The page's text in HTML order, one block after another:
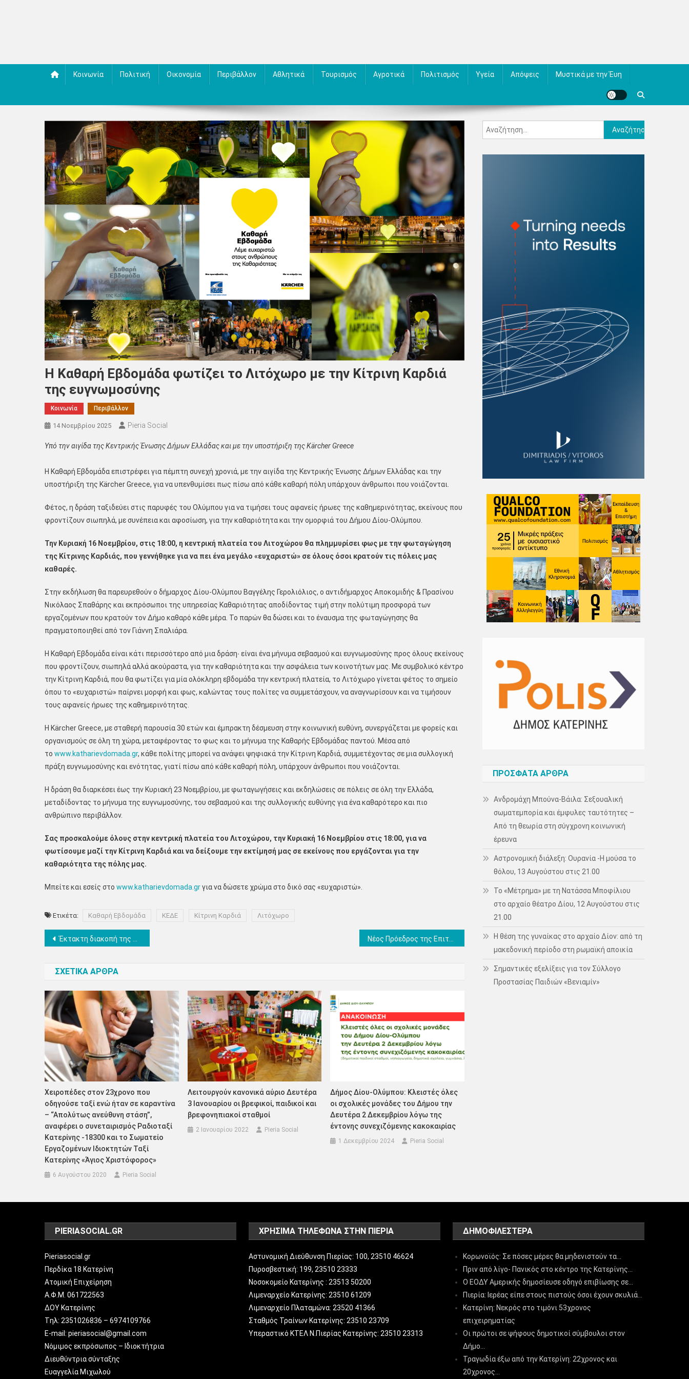
Κοινωνία Πολιτική Οικονομία Περιβάλλον Αθλητικά Τουρισμός Αγροτικά Πολιτισμός Υγεία Απόψεις Μυστικά με την Έυη
Η Καθαρή Εβδομάδα φωτίζει το Λιτόχωρο με την Κίτρινη Καρδιά
της ευγνωμοσύνης
Κοινωνία Περιβάλλον
14 Νοεμβρίου 2025 Pieria Social
Υπό την αιγίδα της Κεντρικής Ένωσης Δήμων Ελλάδας και με την υποστήριξη της Kärcher Greece
Η Καθαρή Εβδομάδα επιστρέφει για πέμπτη συνεχή χρονιά, με την αιγίδα της Κεντρικής Ένωσης Δήμων Ελλάδας και την
υποστήριξη της Kärcher Greece, για να υπενθυμίσει πως πίσω από κάθε καθαρή πόλη υπάρχουν άνθρωποι που νοιάζονται.
Φέτος, η δράση ταξιδεύει στις παρυφές του Ολύμπου για να τιμήσει τους αφανείς ήρωες της καθημερινότητας, εκείνους που
φροντίζουν σιωπηλά, με συνέπεια και αφοσίωση, για την καθαριότητα και την ομορφιά του Δήμου Δίου-Ολύμπου.
Την Κυριακή 16 Νοεμβρίου, στις 18:00, η κεντρική πλατεία του Λιτοχώρου θα πλημμυρίσει φως με την φωταγώγηση
της Κίτρινης Καρδιάς, που γεννήθηκε για να πει ένα μεγάλο «ευχαριστώ» σε όλους όσοι κρατούν τις πόλεις μας
καθαρές.
Στην εκδήλωση θα παρευρεθούν ο δήμαρχος Δίου-Ολύμπου Βαγγέλης Γερολιόλιος, ο αντιδήμαρχος Αποκομιδής & Πρασίνου
Νικόλαος Σπαθάρης και εκπρόσωποι της υπηρεσίας Καθαριότητας αποδίδοντας τιμή στην πολύτιμη προσφορά των
εργαζομένων που κρατούν τον Δήμο καθαρό κάθε μέρα. Το παρών θα δώσει και το έναυσμα της φωταγώγησης θα
πραγματοποιηθεί από τον Γιάννη Σπαλιάρα.
Η Καθαρή Εβδομάδα είναι κάτι περισσότερο από μια δράση∙ είναι ένα μήνυμα σεβασμού και ευγνωμοσύνης προς όλους εκείνους
που φροντίζουν, σιωπηλά αλλά ακούραστα, για την καθαριότητα και την ασφάλεια των κοινοτήτων μας. Με συμβολικό κέντρο
την Κίτρινη Καρδιά, που θα φωτίζει για μία ολόκληρη εβδομάδα την κεντρική πλατεία, το Λιτόχωρο γίνεται φέτος το σημείο
όπου το «ευχαριστώ» παίρνει μορφή και φως, καλώντας τους πολίτες να συμμετάσχουν, να αναγνωρίσουν και να τιμήσουν
τους αφανείς ήρωες της καθημερινότητας.
Η Kärcher Greece, με σταθερή παρουσία 30 ετών και έμπρακτη δέσμευση στην κοινωνική ευθύνη, συνεργάζεται με φορείς και
οργανισμούς σε όλη τη χώρα, μεταφέροντας το φως και το μήνυμα της Καθαρής Εβδομάδας παντού. Μέσα από
το www.katharievdomada.gr, κάθε πολίτης μπορεί να ανάψει ψηφιακά την Κίτρινη Καρδιά, συμμετέχοντας σε μια συλλογική
πράξη ευγνωμοσύνης και ενότητας, γιατί πίσω από κάθε καθαρή πόλη, υπάρχουν άνθρωποι που νοιάζονται.
Η δράση θα διαρκέσει έως την Κυριακή 23 Νοεμβρίου, με φωταγωγήσεις και εκδηλώσεις σε πόλεις σε όλη την Ελλάδα,
μεταδίδοντας το μήνυμα της ευγνωμοσύνης, του σεβασμού και της συλλογικής ευθύνης για ένα καθαρότερο και πιο
ανθρώπινο περιβάλλον.
Σας προσκαλούμε όλους στην κεντρική πλατεία του Λιτοχώρου, την Κυριακή 16 Νοεμβρίου στις 18:00, για να
φωτίσουμε μαζί την Κίτρινη Καρδιά και να δείξουμε την εκτίμησή μας σε εκείνους που εργάζονται για την
καθαριότητα της πόλης μας.
Μπείτε και εσείς στο www.katharievdomada.grγια να δώσετε χρώμα στο δικό σας «ευχαριστώ».
Ετικέτα: Καθαρή Εβδομάδα ΚΕΔΕ Κίτρινη Καρδιά Λιτόχωρο
Πλοήγηση
Έκτακτη διακοπή της υδροδότησης λόγω βλάβης στην οδό Σβορώνου
ΣΧΕΤΙΚΑ ΑΡΘΡΑ
Χειροπέδες στον 23χρονο που
οδηγούσε ταξί ενώ ήταν σε καραντίνα
– “Απολύτως ανεύθυνη στάση”,
αναφέρει ο συνεταιρισμός Ραδιοταξί
Κατερίνης -18300 και το Σωματείο
Εργαζομένων Ιδιοκτητών Ταξί
Κατερίνης «Άγιος Χριστόφορος»
6 Αυγούστου 2020 Pieria Social
Λειτουργούν κανονικά αύριο Δευτέρα
3 Ιανουαρίου οι βρεφικοί, παιδικοί και
βρεφονηπιακοί σταθμοί
2 Ιανουαρίου 2022 Pieria Social
Δήμος Δίου-Ολύμπου: Κλειστές όλες
οι σχολικές μονάδες του Δήμου την
Δευτέρα 2 Δεκεμβρίου λόγω της
έντονης συνεχιζόμενης κακοκαιρίας
1 Δεκεμβρίου 2024 Pieria Social
Αναζήτηση
για:
ΠΡΌΣΦΑΤΑ ΆΡΘΡΑ
Ανδρομάχη Μπούνα-Βάιλα: Σεξουαλική
σωματεμπορία και έμφυλες ταυτότητες –
Από τη θεωρία στη σύγχρονη κοινωνική
έρευνα
Αστρονομική διάλεξη: Ουρανία -Η μούσα το
θόλου, 13 Αυγούστου στις 21.00
Το «Μέτρημα» με τη Νατάσσα Μποφίλιου
στο αρχαίο θέατρο Δίου, 12 Αυγούστου στις
21.00
Η θέση της γυναίκας στο αρχαίο Δίον: από τη
μακεδονική περίοδο στη ρωμαϊκή αποικία
Σημαντικές εξελίξεις για τον Σύλλογο
Προστασίας Παιδιών «Βενιαμίν»
PIERIASOCIAL.GR
Pieriasocial.gr
Περδίκα 18 Κατερίνη
Ατομική Επιχείρηση
Α.Φ.Μ. 061722563
ΔΟΥ Κατερίνης
Tηλ: 2351026836 – 6974109766
E-mail: pieriasocial@gmail.com
Νόμιμος εκπρόσωπος – Ιδιοκτήτρια
Διευθύντρια σύνταξης
Ευαγγελία Μιχωλού
ΧΡΗΣΙΜΑ ΤΗΛΕΦΩΝΑ ΣΤΗΝ ΠΙΕΡΙΑ
Αστυνομική Διεύθυνση Πιερίας: 100, 23510 46624
Πυροσβεστική: 199, 23510 23333
Νοσοκομείο Κατερίνης : 23513 50200
Λιμεναρχείο Κατερίνης: 23510 61209
Λιμεναρχείο Πλαταμώνα: 23520 41366
Σταθμός Τραίνων Κατερίνης: 23510 23709
Υπεραστικό ΚΤΕΛ Ν.Πιερίας Κατερίνης: 23510 23313
ΔΗΜΟΦΙΛΈΣΤΕΡΑ
Κορωνοϊός: Σε πόσες μέρες θα μηδενιστούν τα…
Πριν από λίγο- Πανικός στο κέντρο της Κατερίνης…
Ο ΕΟΔΥ Αμερικής δημοσίευσε οδηγό επιβίωσης σε…
Πιερία: Ιερέας είπε στους πιστούς όσοι έχουν σκυλιά…
Κατερίνη: Νεκρός στο τιμόνι 53χρονος
επιχειρηματίας
Οι πρώτοι σε ψήφους δημοτικοί σύμβουλοι στον
Δήμο…
Τραγωδία έξω από την Κατερίνη: 22χρονος και
20χρονος…